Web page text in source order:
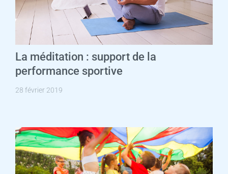
La méditation : support de la
performance sportive
28 février 2019